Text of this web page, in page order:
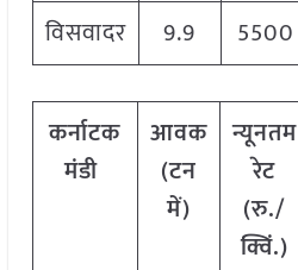
विसवादर
9.9 5500
कर्नाटक
मंडी
आवक
(टन
में)
न्यूनतम
रेट
(रु./
क्विं.)